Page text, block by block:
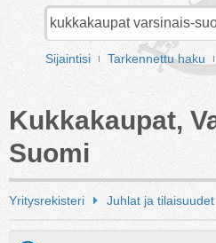
Sijaintisi Tarkennettu haku
Kukkakaupat,
Suomi
Yritysrekisteri Juhlat ja tilaisuudet